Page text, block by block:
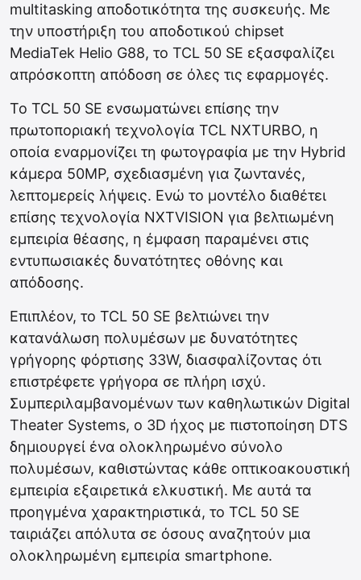
multitasking αποδοτικότητα της συσκευής. Με
την υποστήριξη του αποδοτικού chipset
MediaTek Helio G88, το TCL 50 SE εξασφαλίζει
απρόσκοπτη απόδοση σε όλες τις εφαρμογές.
Το TCL 50 SE ενσωματώνει επίσης την
πρωτοποριακή τεχνολογία TCL NXTURBO, η
οποία εναρμονίζει τη φωτογραφία με την Hybrid
κάμερα 50MP, σχεδιασμένη για ζωντανές,
λεπτομερείς λήψεις. Ενώ το μοντέλο διαθέτει
επίσης τεχνολογία NXTVISION για βελτιωμένη
εμπειρία θέασης, η έμφαση παραμένει στις
εντυπωσιακές δυνατότητες οθόνης και
απόδοσης.
Επιπλέον, το TCL 50 SE βελτιώνει την
κατανάλωση πολυμέσων με δυνατότητες
γρήγορης φόρτισης 33W, διασφαλίζοντας ότι
επιστρέφετε γρήγορα σε πλήρη ισχύ.
Συμπεριλαμβανομένων των καθηλωτικών Digital
Theater Systems, ο 3D ήχος με πιστοποίηση DTS
δημιουργεί ένα ολοκληρωμένο σύνολο
πολυμέσων, καθιστώντας κάθε οπτικοακουστική
εμπειρία εξαιρετικά ελκυστική. Με αυτά τα
προηγμένα χαρακτηριστικά, το TCL 50 SE
ταιριάζει απόλυτα σε όσους αναζητούν μια
ολοκληρωμένη εμπειρία smartphone.